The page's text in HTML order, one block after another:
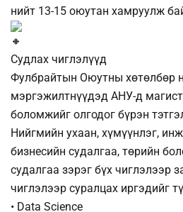
нийт 13-15 оюутан хамруулж
Судлах чиглэлүүд
Фулбрайтын Оюутны хөтөлбөр
мэргэжилтнүүдэд АНУ-д
боломжийг олгодог бүрэн
Нийгмийн ухаан, хүмүүнлэг,
бизнесийн судалгаа, төрийн
судалгаа зэрэг бүх чиглэлээр
чиглэлээр суралцах иргэдийг
• Data Science